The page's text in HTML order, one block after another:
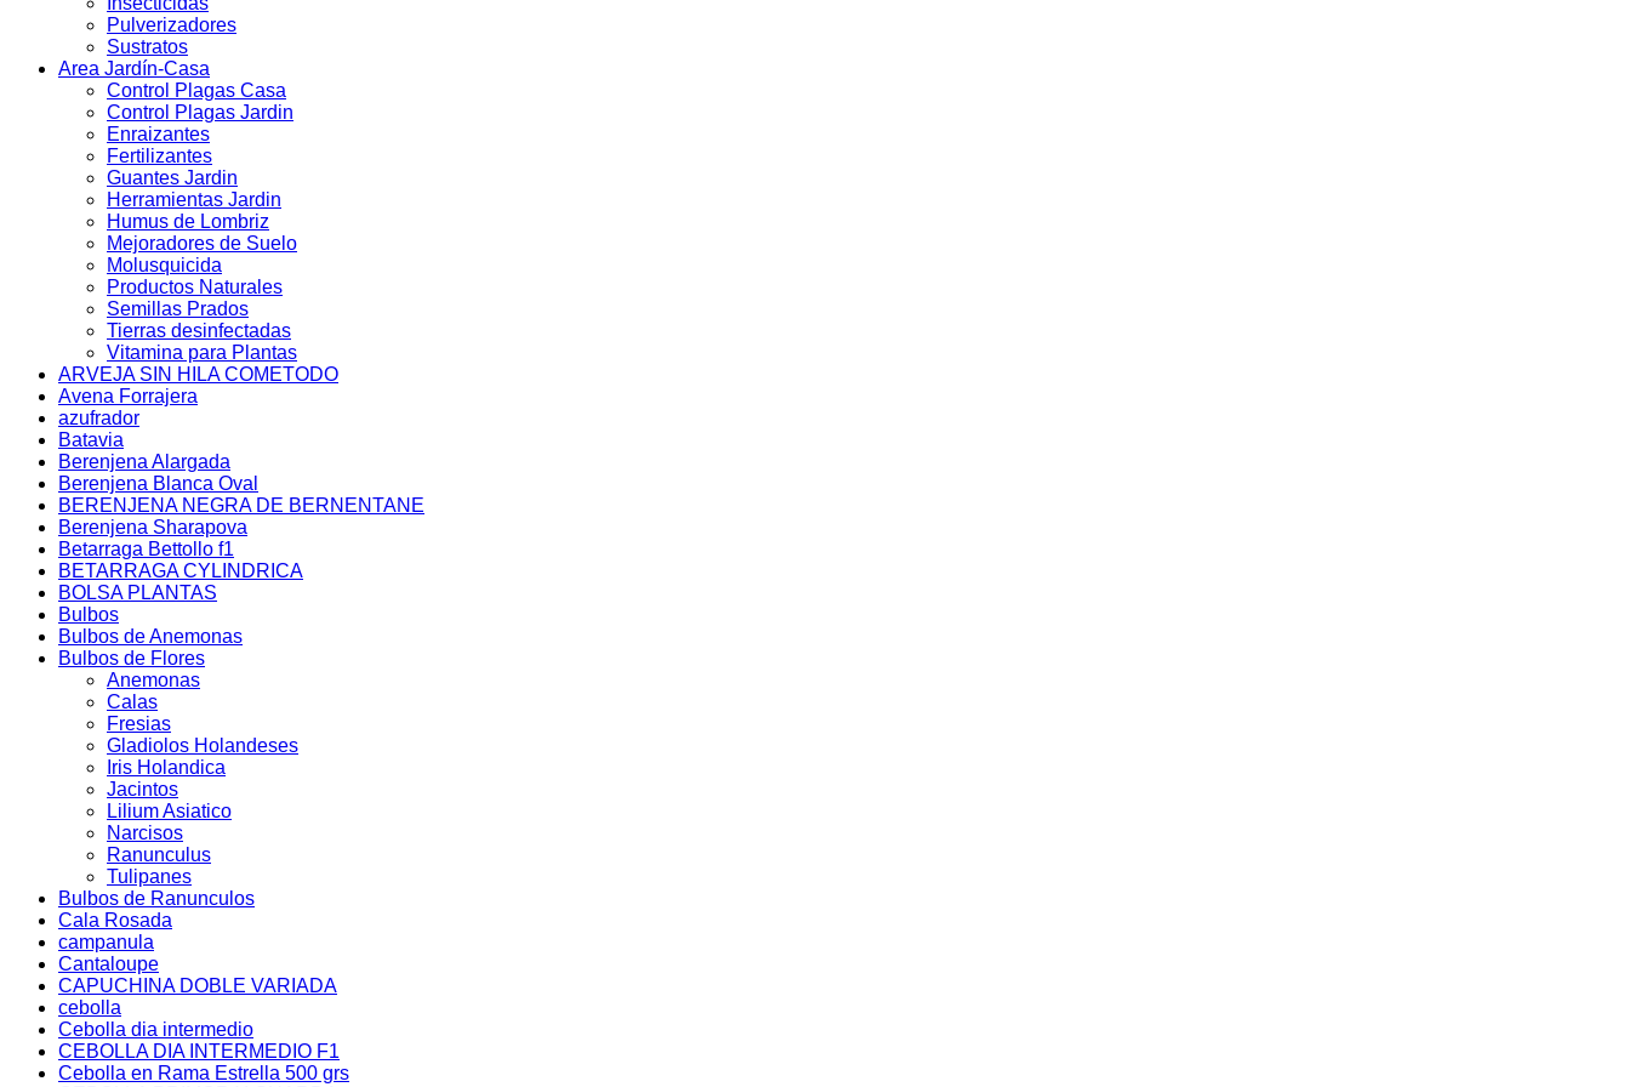
Pulverizadores
Sustratos
Area Jardín-Casa
Control Plagas Casa
Control Plagas Jardin
Enraizantes
Fertilizantes
Guantes Jardin
Herramientas Jardin
Humus de Lombriz
Mejoradores de Suelo
Molusquicida
Productos Naturales
Semillas Prados
Tierras desinfectadas
Vitamina para Plantas
ARVEJA SIN HILA COMETODO
Avena Forrajera
azufrador
Batavia
Berenjena Alargada
Berenjena Blanca Oval
BERENJENA NEGRA DE BERNENTANE
Berenjena Sharapova
Betarraga Bettollo f1
BETARRAGA CYLINDRICA
BOLSA PLANTAS
Bulbos
Bulbos de Anemonas
Bulbos de Flores
Anemonas
Calas
Fresias
Gladiolos Holandeses
Iris Holandica
Jacintos
Lilium Asiatico
Narcisos
Ranunculus
Tulipanes
Bulbos de Ranunculos
Cala Rosada
campanula
Cantaloupe
CAPUCHINA DOBLE VARIADA
cebolla
Cebolla dia intermedio
CEBOLLA DIA INTERMEDIO F1
Cebolla en Rama Estrella 500 grs